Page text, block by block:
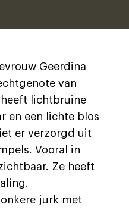
Geerdina
van
heeft lichtbruine
en een lichte blos
er verzorgd uit
Vooral in
Ze heeft
jurk met